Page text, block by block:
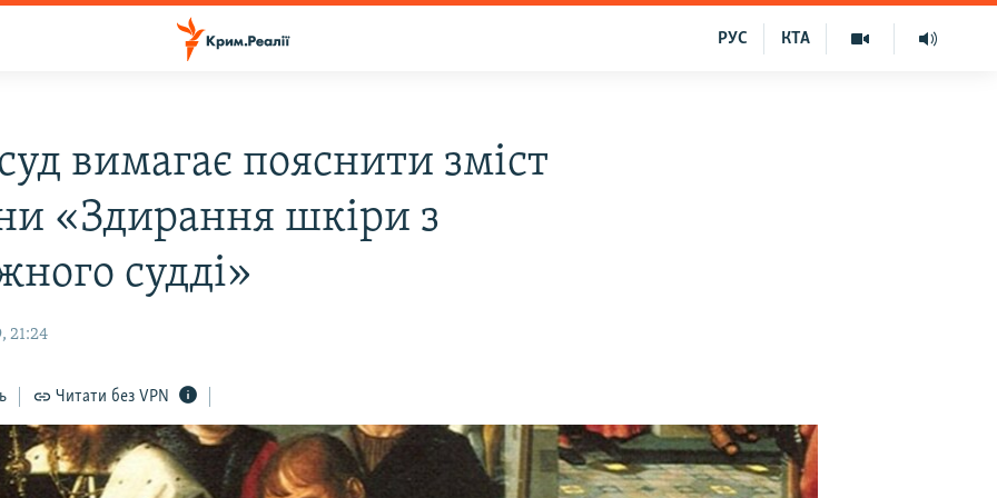
КТА
РУС
вимагає пояснити зміст
«Здирання шкіри з
судді»
21:24
Читати без VPN